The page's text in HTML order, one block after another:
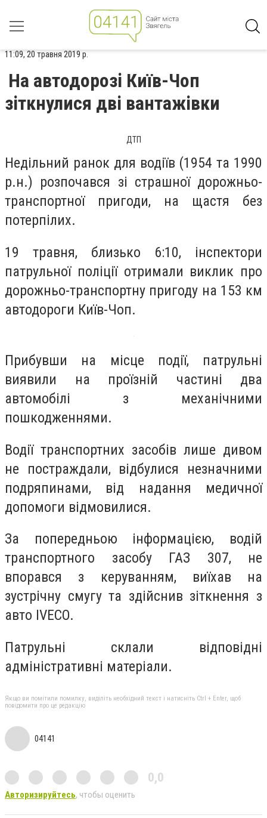
11:09, 20 травня 2019 р.
На автодорозі Київ-Чоп
зіткнулися дві вантажівки
ДТП
Недільний ранок для водіїв (1954 та 1990
р.н.) розпочався зі страшної дорожньо-
транспортної пригоди, на щастя без
потерпілих.
19 травня, близько 6:10, інспектори
патрульної поліції отримали виклик про
дорожньо-транспортну пригоду на 153 км
автодороги Київ-Чоп.
Прибувши на місце події, патрульні
виявили на проїзній частині два
автомобілі з механічними
пошкодженнями.
Водії транспортних засобів лише дивом
не постраждали, відбулися незначними
подряпинами, від надання медичної
допомоги відмовилися.
За попередньою інформацією, водій
транспортного засобу ГАЗ 307, не
впорався з керуванням, виїхав на
зустрічну смугу та здійснив зіткнення з
авто IVECO.
Патрульні склали відповідні
адміністративні матеріали.
Якщо ви помітили помилку, виділіть необхідний текст і натисніть Ctrl + Enter, щоб
повідомити про це редакцію
04141
0,0
Авторизируйтесь, чтобы оценить